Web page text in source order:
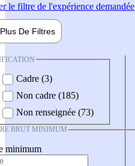
le filtre de l'expérience demandée
Plus De Filtres
Cadre (3)
Non cadre (185)
Non renseignée (73)
BRUT MINIMUM
minimum